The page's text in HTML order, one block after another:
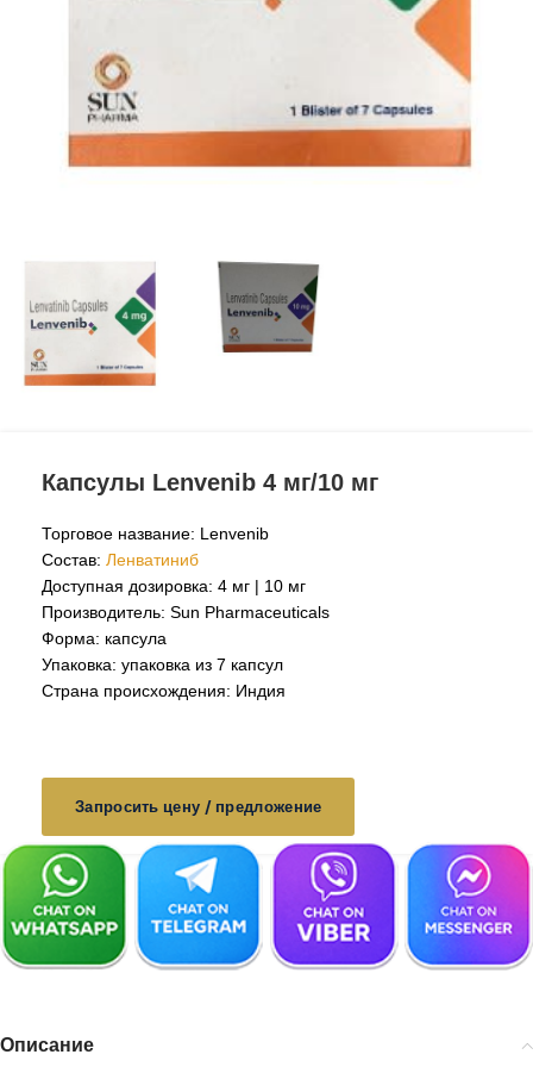
Капсулы Lenvenib 4 мг/10 мг
Торговое название: Lenvenib
Состав: Ленватиниб
Доступная дозировка: 4 мг | 10 мг
Производитель: Sun Pharmaceuticals
Форма: капсула
Упаковка: упаковка из 7 капсул
Страна происхождения: Индия
Запросить цену / предложение
Описание